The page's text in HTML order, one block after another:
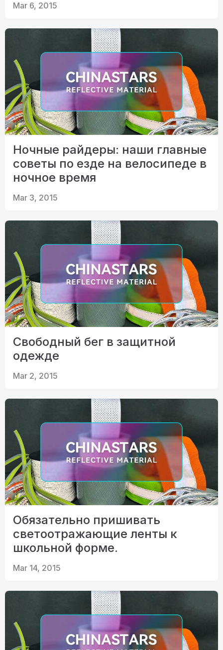
Mar 6, 2015
Ночные райдеры: наши главные
советы по езде на велосипеде в
ночное время
Mar 3, 2015
Свободный бег в защитной
одежде
Mar 2, 2015
Обязательно пришивать
светоотражающие ленты к
школьной форме.
Mar 14, 2015